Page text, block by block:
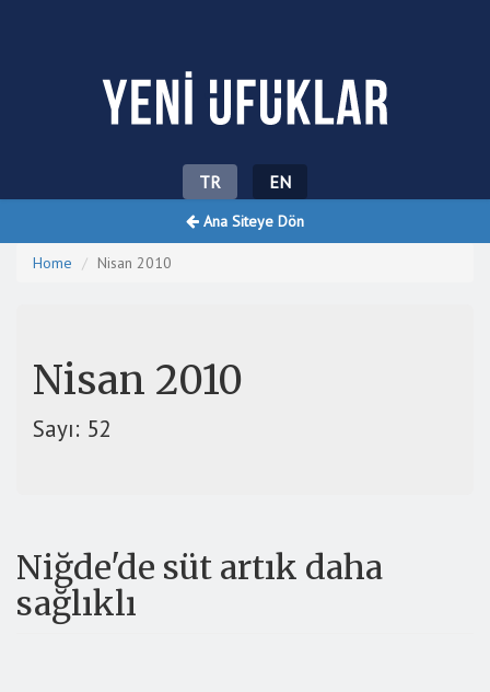
TR EN
Ana Siteye Dön
Home Nisan 2010
Nisan 2010
Sayı: 52
Niğde'de süt artık daha
sağlıklı